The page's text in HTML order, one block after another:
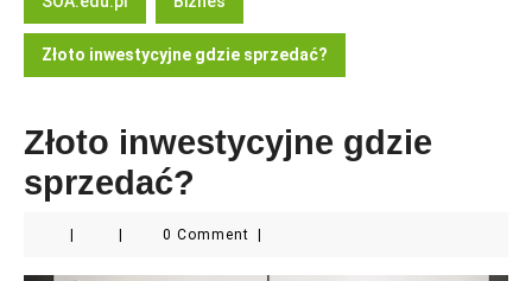
Złoto inwestycyjne gdzie sprzedać?
Złoto inwestycyjne gdzie
sprzedać?
0 Comment